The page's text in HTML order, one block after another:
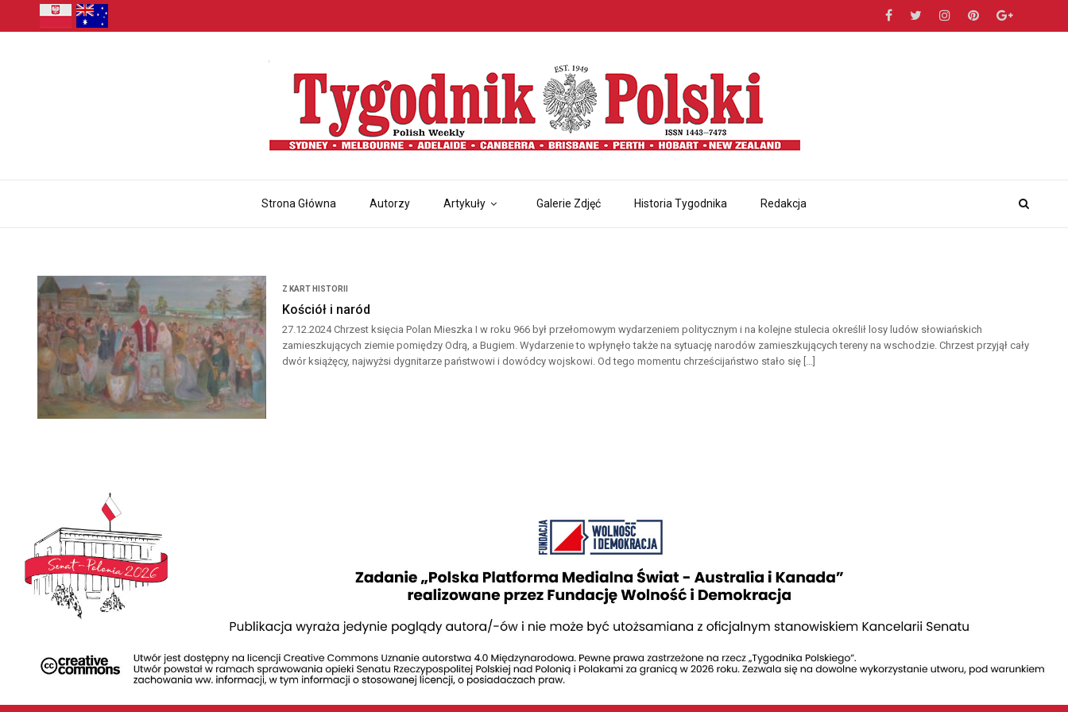
Strona Główna Autorzy Artykuły Galerie Zdjęć Historia Tygodnika Redakcja
Z KART HISTORII
Kościół i naród
27.12.2024 Chrzest księcia Polan Mieszka I w roku 966 był przełomowym wydarzeniem politycznym i na kolejne stulecia określił losy ludów słowiańskich
zamieszkujących ziemie pomiędzy Odrą, a Bugiem. Wydarzenie to wpłynęło także na sytuację narodów zamieszkujących tereny na wschodzie. Chrzest przyjął cały
dwór książęcy, najwyżsi dygnitarze państwowi i dowódcy wojskowi. Od tego momentu chrześcijaństwo stało się […]